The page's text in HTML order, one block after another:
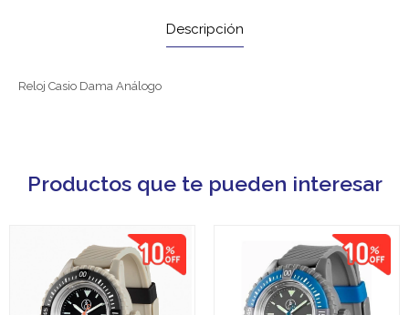
Descripción
Reloj Casio Dama Análogo
Productos que te pueden interesar